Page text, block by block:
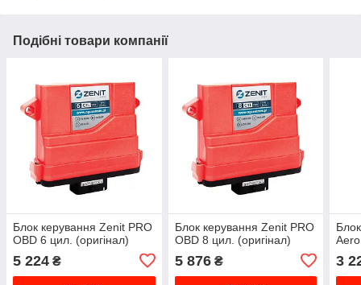
Подібні товари компанії
Блок керування Zenit PRO
OBD 6 цил. (оригінал)
5 224 ₴
Блок керування Zenit PRO
OBD 8 цил. (оригінал)
5 876₴ 3